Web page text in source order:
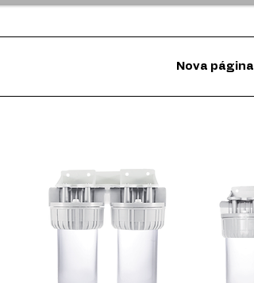
Nova página